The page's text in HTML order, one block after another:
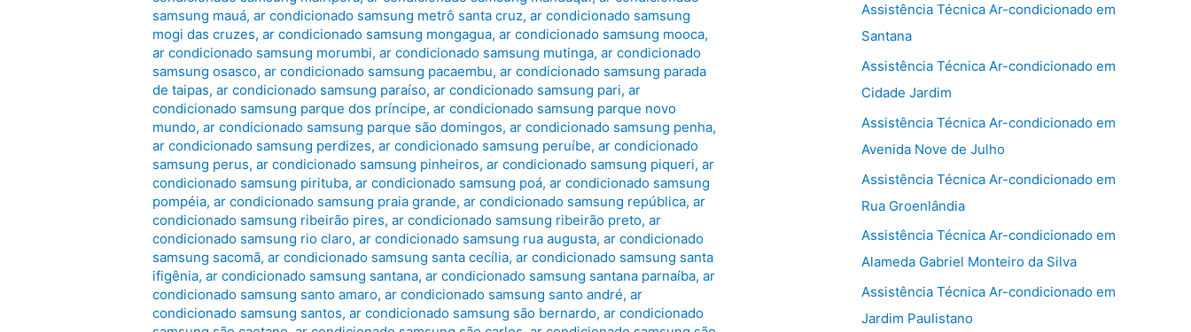
samsung mauá,ar condicionado samsung metrô santa cruz,ar condicionado samsung
mogi das cruzes,ar condicionado samsung mongagua,ar condicionado samsung mooca,
ar condicionado samsung morumbi,ar condicionado samsung mutinga,ar condicionado
samsung osasco,ar condicionado samsung pacaembu,ar condicionado samsung parada
de taipas,ar condicionado samsung paraíso,ar condicionado samsung pari,ar
condicionado samsung parque dos príncipe,ar condicionado samsung parque novo
mundo,ar condicionado samsung parque são domingos,ar condicionado samsung penha,
ar condicionado samsung perdizes,ar condicionado samsung peruíbe,ar condicionado
samsung perus,ar condicionado samsung pinheiros,ar condicionado samsung piqueri,ar
condicionado samsung pirituba,ar condicionado samsung poá,ar condicionado samsung
pompéia,ar condicionado samsung praia grande,ar condicionado samsung república,ar
condicionado samsung ribeirão pires,ar condicionado samsung ribeirão preto,ar
condicionado samsung rio claro,ar condicionado samsung rua augusta,ar condicionado
samsung sacomã,ar condicionado samsung santa cecília,ar condicionado samsung santa
ifigênia,ar condicionado samsung santana,ar condicionado samsung santana parnaíba,ar
condicionado samsung santo amaro,ar condicionado samsung santo andré,ar
condicionado samsung santos,ar condicionado samsung são bernardo,ar condicionado
Assistência Técnica Ar-condicionado em
Santana
Assistência Técnica Ar-condicionado em
Cidade Jardim
Assistência Técnica Ar-condicionado em
Avenida Nove de Julho
Assistência Técnica Ar-condicionado em
Rua Groenlândia
Assistência Técnica Ar-condicionado em
Alameda Gabriel Monteiro da Silva
Assistência Técnica Ar-condicionado em
Jardim Paulistano